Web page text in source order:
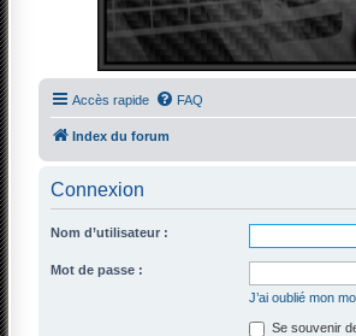
Accès rapide FAQ
Index du forum
Connexion
Nom d’utilisateur :
Mot de passe :
J’ai oublié mon
Se souvenir